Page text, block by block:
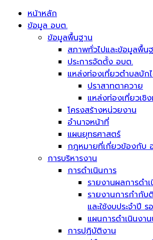
หน้าหลัก
ข้อมูล อบต.
ข้อมูลพื้นฐาน
สภาพทั่วไปและข้อมูลพื้น
ประการจัดตั้ง อบต.
แหล่งท่องเที่ยวตำบลบัก
ปราสาทตาควาย
แหล่งท่องเที่ยวเชิ
โครงสร้างหน่วยงาน
อำนาจหน้าที่
แผนยุทธศาสตร์
กฎหมายที่เกี่ยวข้องกับ
การบริหารงาน
การดำเนินการ
รายงานผลการดำ
รายงานการกำกับ
และใช้งบประจำปี
แผนการดำเนินงาน
การปฏิบัติงาน